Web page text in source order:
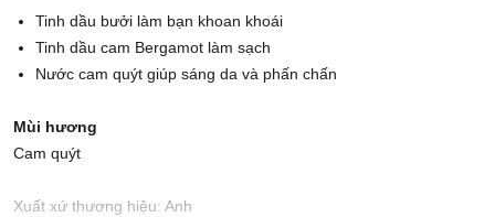
Tinh dầu bưởi làm bạn khoan khoái
Tinh dầu cam Bergamot làm sạch
Nước cam quýt giúp sáng da và phấn chấn
Mùi hương
Cam quýt
Xuất xứ thương hiệu: Anh